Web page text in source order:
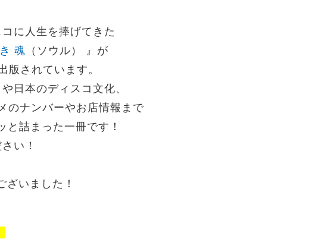
に人生を捧げてきた
魂 （ソウル） 』が
版されています。
日本のディスコ文化、
のナンバーやお店情報まで
詰まった一冊です！
い！
ざいました！